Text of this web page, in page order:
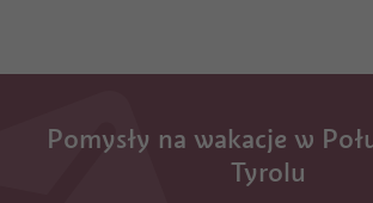
Pomysły na wakacje w
Tyrolu